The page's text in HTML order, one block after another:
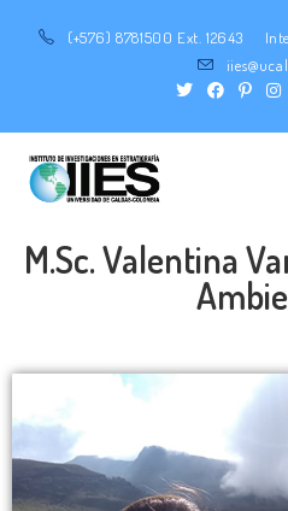
(+576) 8781500 Ext. 12643
M.Sc. Valentina